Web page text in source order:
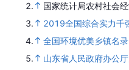
2.
国家统计局农村社会
3.
2019全国综合实力千
4.
全国环境优美乡镇名录
5.
山东省人民政府办公